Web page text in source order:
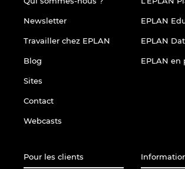
Newsletter
Travailler chez EPLAN
Blog
Sites
Contact
Webcasts
EPLAN
EPLAN
EPLAN en
Pour les clients
Turkey
Ukraine
United Arab Emirates
United Kingdom